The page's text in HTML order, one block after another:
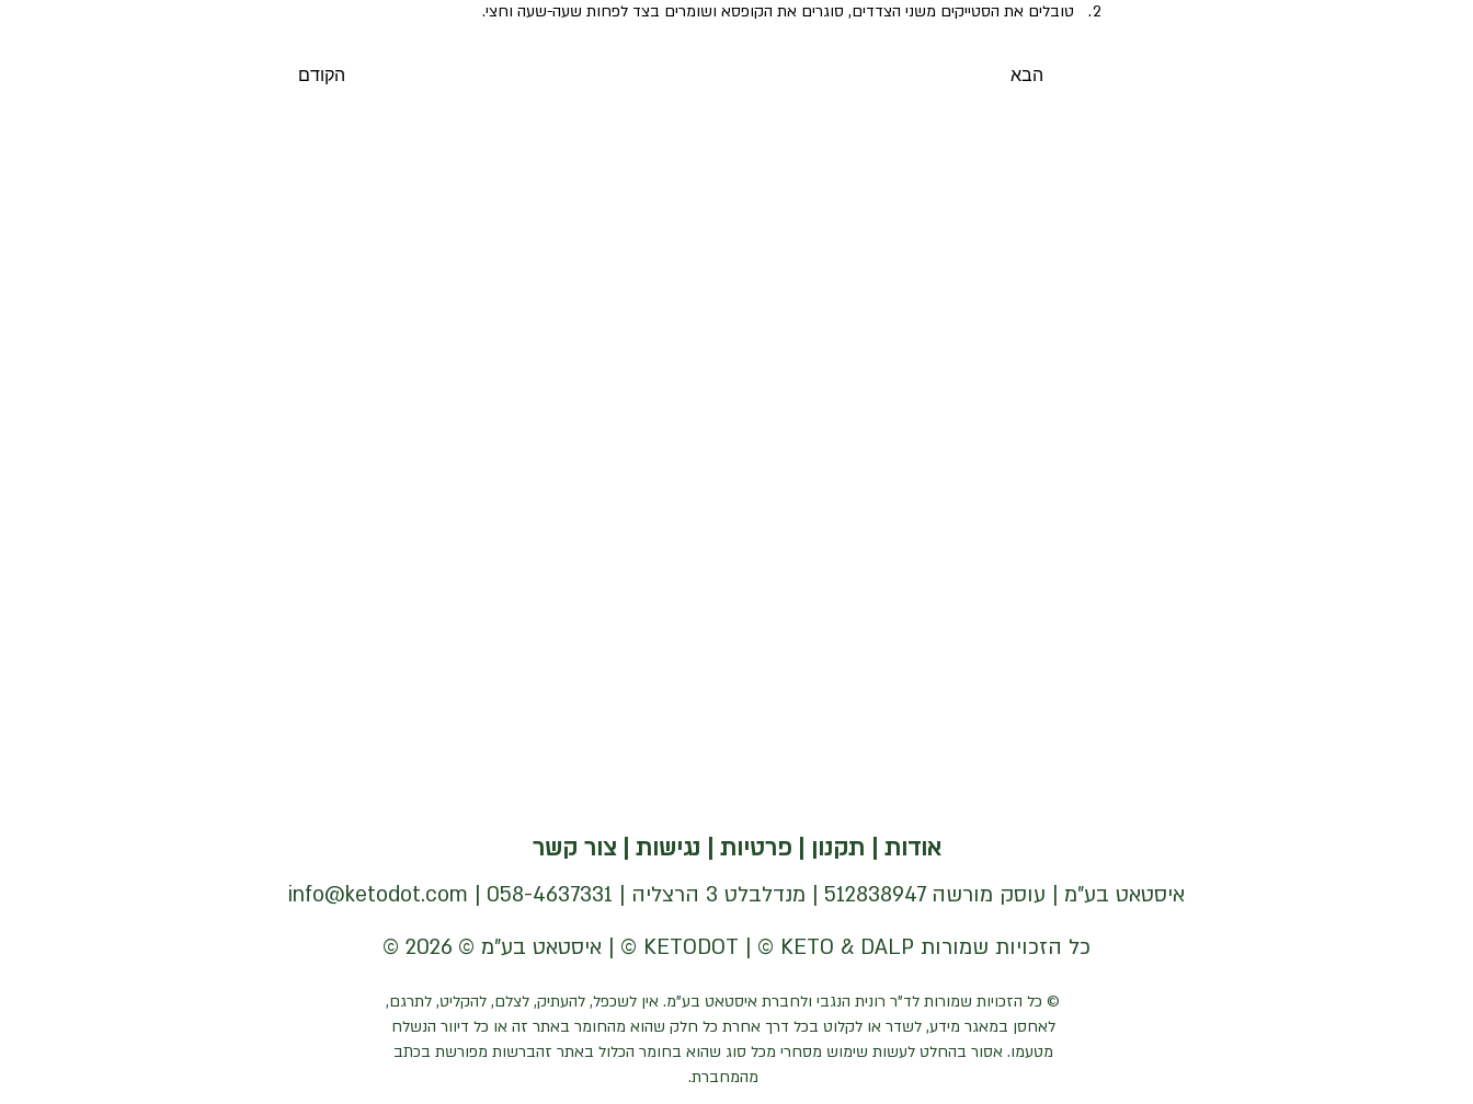
טובלים את הסטייקים משני הצדדים, סוגרים את הקופסא ושומרים בצד לפחות שעה-שעה וחצי.
הקודם הבא
אודות תקנון |פרטיות נגישות |צור קשר
איסטאט בע"מ | עוסק מורשה 512838947 | מנדלבלט 3 הרצליה | 058-4637331 |
info@ketodot.com
© כל הזכויות שמורות לד"ר רונית הנגבי ולחברת איסטאט בע"מ. אין לשכפל, להעתיק, לצלם, להקליט, לתרגם,
לאחסן במאגר מידע, לשדר או לקלוט בכל דרך אחרת כל חלק שהוא מהחומר באתר זה או כל דיוור הנשלח
מטעמו. אסור בהחלט לעשות שימוש מסחרי מכל סוג שהוא בחומר הכלול באתר זהברשות מפורשת בכתב
מהמחברת.